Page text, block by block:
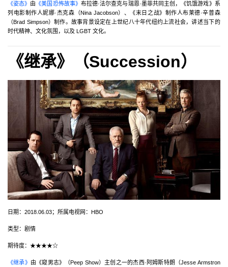
《姿态》 由 《美国恐怖故事》 布拉德·法尔查克与瑞恩·墨菲共同主创，《饥饿游戏》系
列电影制作人妮娜·杰克森（Nina Jacobson）、《末日之战》制作人布莱德·辛普森
（Brad Simpson）制作。故事背景设定在上世纪八十年代纽约上流社会，讲述当下的
时代精神、文化氛围，以及 LGBT 文化。
《继承》（Succession‎）
日期：2018.06.03；所属电视网：HBO
类型：剧情
期待度：★★★★☆
《继承》 由《窥男志》（Peep Show）主创之一的杰西·阿姆斯特朗（Jesse Armstron